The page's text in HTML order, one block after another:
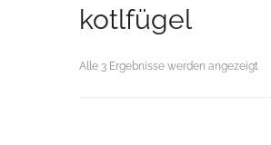
kotlfügel
Alle 3 Ergebnisse werden angezeigt